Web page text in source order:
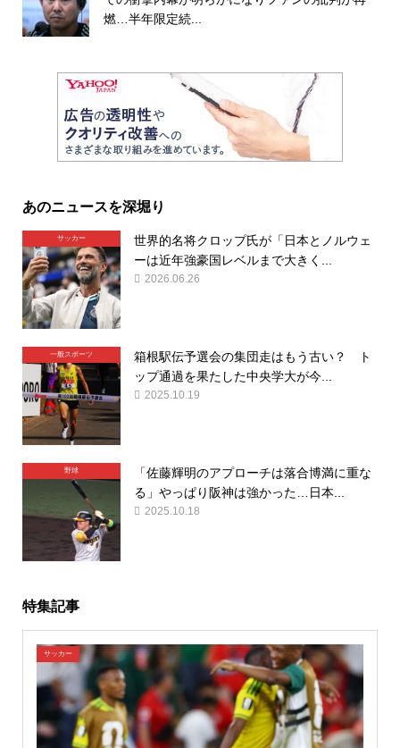
燃…半年限定続...
あのニュースを深堀り
サッカー
世界的名将クロップ氏が「日本とノルウェ
ーは近年強豪国レベルまで大きく...
2026.06.26
一般スポーツ
箱根駅伝予選会の集団走はもう古い？ ト
ップ通過を果たした中央学大が今...
2025.10.19
野球
「佐藤輝明のアプローチは落合博満に重な
る」やっぱり阪神は強かった…日本...
2025.10.18
特集記事
サッカー